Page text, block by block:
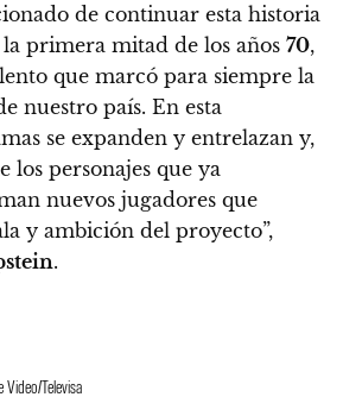
de continuar esta historia
primera mitad de los años 70,
que marcó para siempre la
nuestro país. En esta
se expanden y entrelazan y,
los personajes que ya
nuevos jugadores que
y ambición del proyecto”,
.
Televisa